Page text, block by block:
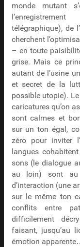
monde mutant
télégraphique), de
cherchent
– en toute
grise. Mais ce
autant de l’usine
et secret de la
possible utopie).
caricatures qu’on
sont calmes et
sur un ton égal,
zéro pour inviter
langues
sons (le dialogue
au loin) sont au
d’interaction (une
sur le même ton
conflits entre
difficilement
faisant, jusqu’au
émotion